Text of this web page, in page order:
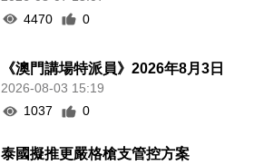
4470
0
《澳門講場特派員》2026年8月3日
2026-08-03 15:19
1037
0
泰國擬推更嚴格槍支管控方案